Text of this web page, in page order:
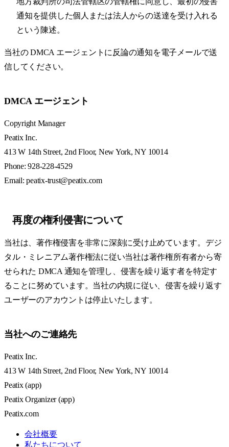
通知を提供した個人または法人からの送達を受け入れる
という陳述。
当社の DMCA エージェントに反論の通知を電子メールで送
信してください。
DMCA エージェント
Copyright Manager
Peatix Inc.
413 W 14th Street, 2nd Floor, New York, NY 10014
Phone: 928-228-4529
Email: peatix-trust@peatix.com
再度の権利侵害について
当社は、著作権侵害を非常に深刻に受け止めています。デジ
タル・ミレニアム著作権法に従い当社は著作権所有者から寄
せられた DMCA 通知を管理し、侵害を繰り返す者を特定す
ることに努めています。当社の内規に従い、侵害を繰り返す
ユーザーのアカウントは停止いたします。
当社へのご連絡先
Peatix Inc.
413 W 14th Street, 2nd Floor, New York, NY 10014
Peatix (app)
Peatix Organizer (app)
Peatix.com
会社概要
私たちについて